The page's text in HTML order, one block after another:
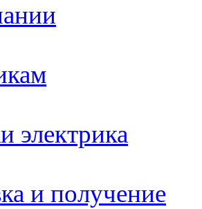
электрика
и получение